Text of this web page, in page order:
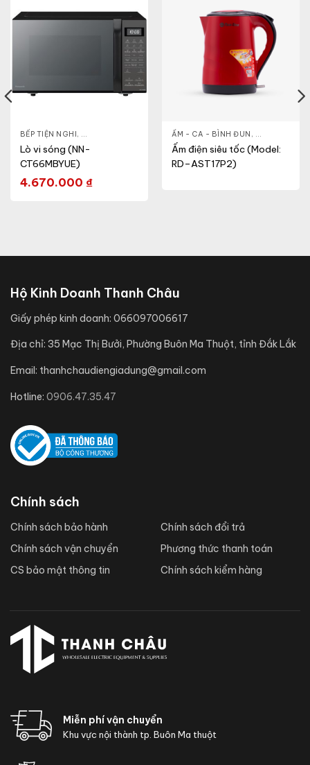
BẾP TIỆN NGHI, GIA DỤNG KHỎE & ĐẸP ,LÒ VI SÓNG
Lò vi sóng (NN-
CT66MBYUE)
4.670.000 ₫
ẤM - CA - BÌNH ĐUN , GIA DỤNG
Ấm điện siêu tốc (Model:
RD–AST17P2)
CA - BÌNH ,NỒI CƠM ĐIỆN
Hộ Kinh Doanh Thanh Châu
Giấy phép kinh doanh: 066097006617
Địa chỉ: 35 Mạc Thị Bưởi, Phường Buôn Ma Thuột, tỉnh Đắk Lắk
Email: thanhchaudiengiadung@gmail.com
Hotline: 0906.47.35.47
Chính sách
Chính sách bảo hành
Chính sách vận chuyển
CS bảo mật thông tin
Chính sách đổi trả
Phương thức thanh toán
Chính sách kiểm hàng
Miễn phí vận chuyển
Khu vực nội thành tp. Buôn Ma thuột